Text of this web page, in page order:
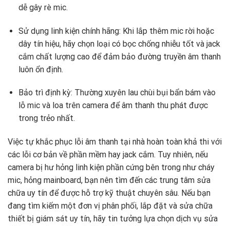
dễ gây rè mic.
Sử dụng linh kiện chính hãng: Khi lắp thêm mic rời hoặc
dây tín hiệu, hãy chọn loại có bọc chống nhiễu tốt và jack
cắm chất lượng cao để đảm bảo đường truyền âm thanh
luôn ổn định.
Bảo trì định kỳ: Thường xuyên lau chùi bụi bẩn bám vào
lỗ mic và loa trên camera để âm thanh thu phát được
trong trẻo nhất.
Việc tự khắc phục lỗi âm thanh tại nhà hoàn toàn khả thi với
các lỗi cơ bản về phần mềm hay jack cắm. Tuy nhiên, nếu
camera bị hư hỏng linh kiện phần cứng bên trong như cháy
mic, hỏng mainboard, bạn nên tìm đến các trung tâm sửa
chữa uy tín để được hỗ trợ kỹ thuật chuyên sâu. Nếu bạn
đang tìm kiếm một đơn vị phân phối, lắp đặt và sửa chữa
thiết bị giám sát uy tín, hãy tin tưởng lựa chọn dịch vụ sửa